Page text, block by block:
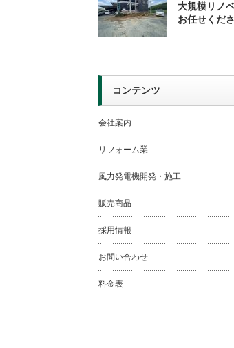
大規模リノ
お任せくだ
...
コンテンツ
会社案内
リフォーム業
風力発電機開発・施工
販売商品
採用情報
お問い合わせ
料金表